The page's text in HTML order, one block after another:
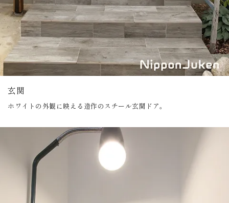
玄関
ホワイトの外観に映える造作のスチール玄関ドア。